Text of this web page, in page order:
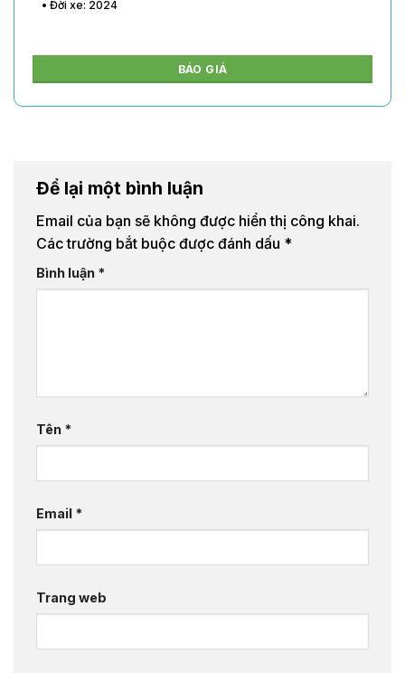
• Đời xe: 2024
BÁO GIÁ
Để lại một bình luận
Email của bạn sẽ không được hiển thị công khai.
Các trường bắt buộc được đánh dấu *
Bình luận *
Tên *
Email *
Trang web